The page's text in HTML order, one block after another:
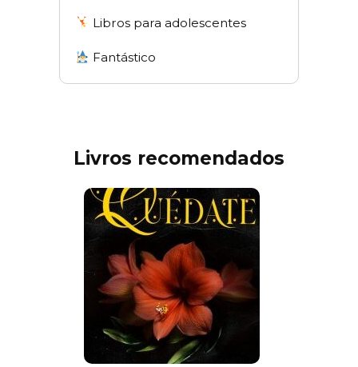
Libros para adolescentes
Fantástico
Livros recomendados